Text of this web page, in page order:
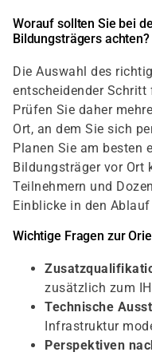
Worauf sollten Sie bei
Bildungsträgers achten?
Die Auswahl des
entscheidender
Prüfen Sie daher
Ort, an dem Sie sich
Planen Sie am besten
Bildungsträger vor Ort
Teilnehmern und
Einblicke in den
Wichtige Fragen zur
zusätzlich zum
Technische
Infrastruktur
Perspektiven